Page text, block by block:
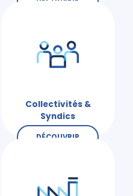
Collectivités &
Syndics
DÉCOUVRIR